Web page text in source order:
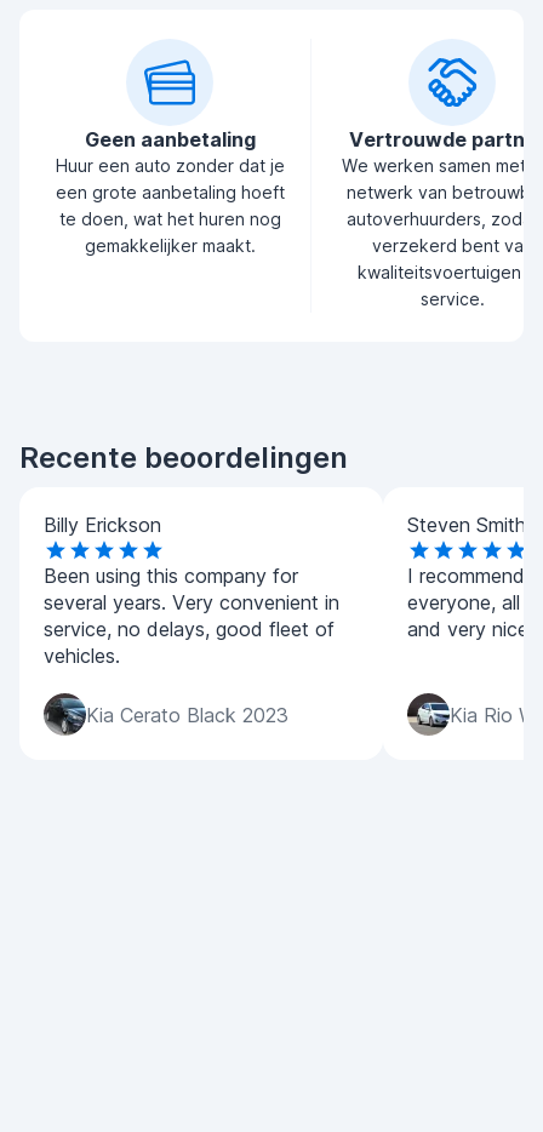
Geen aanbetaling
Huur een auto zonder dat je
een grote aanbetaling hoeft
te doen, wat het huren nog
gemakkelijker maakt.
Vertrouwde
We werken samen met
netwerk van
autoverhuurders, zodat
verzekerd bent van
kwaliteitsvoertuigen
service.
Recente beoordelingen
Billy Erickson
Been using this company for
several years. Very convenient in
service, no delays, good fleet of
vehicles.
Kia Cerato Black 2023
Steven Smith
I recommend
everyone, all
and very nice
Kia Rio